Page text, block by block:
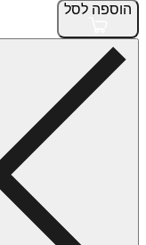
הוספה לסל